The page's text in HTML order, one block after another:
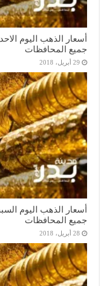
جميع المحافظات
29 أبريل، 2018
جميع المحافظات
28 أبريل، 2018